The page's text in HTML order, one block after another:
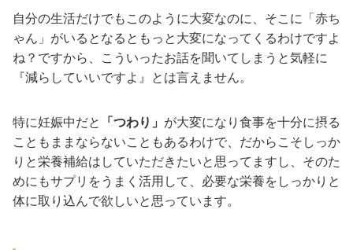
自分の生活だけでもこのように大変なのに、そこに「赤ち
ゃん」がいるとなるともっと大変になってくるわけですよ
ね？ですから、こういったお話を聞いてしまうと気軽に
『減らしていいですよ』とは言えません。
特に妊娠中だと 「つわり」 が大変になり食事を十分に摂る
こともままならないこともあるわけで、だからこそしっか
りと栄養補給はしていただきたいと思ってますし、そのた
めにもサプリをうまく活用して、必要な栄養をしっかりと
体に取り込んで欲しいと思っています。